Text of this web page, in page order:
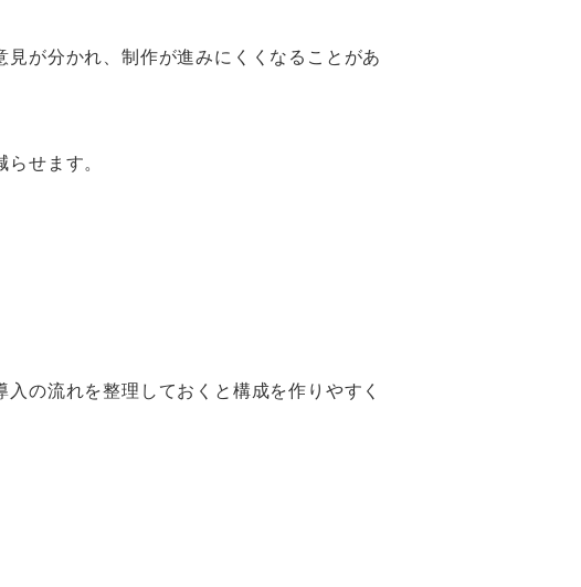
が分かれ、制作が進みにくくなることがあ
せます。
の流れを整理しておくと構成を作りやすく